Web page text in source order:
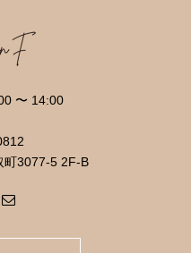
〜 14:00
町3077-5 2F-B